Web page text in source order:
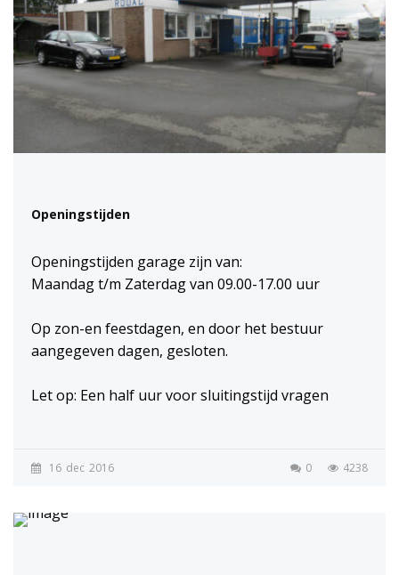
Openingstijden
Openingstijden garage zijn van:
Maandag t/m Zaterdag van 09.00-17.00 uur
Op zon-en feestdagen, en door het bestuur
aangegeven dagen, gesloten.
Let op: Een half uur voor sluitingstijd vragen
16 dec 2016 4238
0